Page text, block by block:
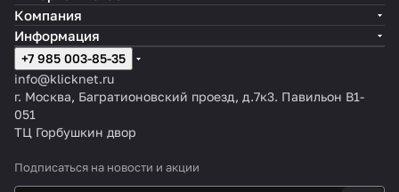
Компания
Информация
+7 985 003-85-35
info@klicknet.ru
г. Москва, Багратионовский проезд, д.7к3. Павильон B1-
051
ТЦ Горбушкин двор
Подписаться на новости и акции